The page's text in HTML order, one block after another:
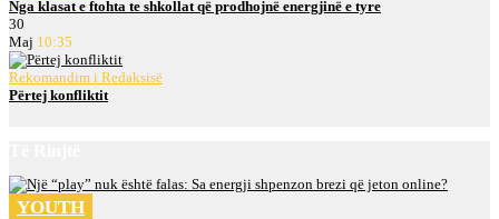
Nga klasat e ftohta te shkollat që prodhojnë energjinë e tyre
30
Maj 10:35
Rekomandim i Redaksisë
Përtej konfliktit
YOUTH